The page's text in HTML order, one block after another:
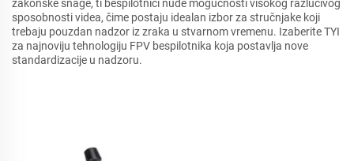
zakonske snage, ti bespilotnici nude mogućnosti visokog razlučivog
sposobnosti videa, čime postaju idealan izbor za stručnjake koji
trebaju pouzdan nadzor iz zraka u stvarnom vremenu. Izaberite TYI
za najnoviju tehnologiju FPV bespilotnika koja postavlja nove
standardizacije u nadzoru.